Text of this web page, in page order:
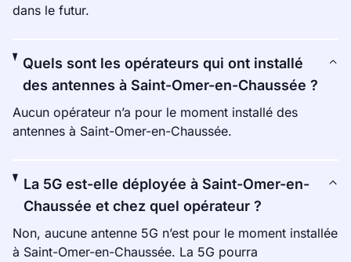
dans le futur.
Quels sont les opérateurs qui ont installé
des antennes à Saint-Omer-en-Chaussée ?
Aucun opérateur n’a pour le moment installé des
antennes à Saint-Omer-en-Chaussée.
La 5G est-elle déployée à Saint-Omer-en-
Chaussée et chez quel opérateur ?
Non, aucune antenne 5G n’est pour le moment installée
à Saint-Omer-en-Chaussée. La 5G pourra